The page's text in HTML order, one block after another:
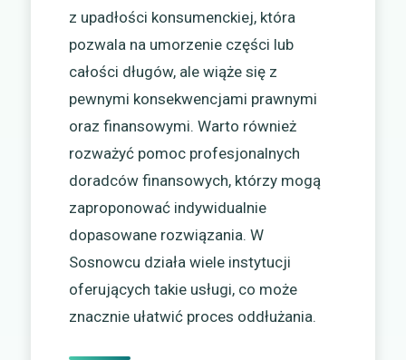
z upadłości konsumenckiej, która
pozwala na umorzenie części lub
całości długów, ale wiąże się z
pewnymi konsekwencjami prawnymi
oraz finansowymi. Warto również
rozważyć pomoc profesjonalnych
doradców finansowych, którzy mogą
zaproponować indywidualnie
dopasowane rozwiązania. W
Sosnowcu działa wiele instytucji
oferujących takie usługi, co może
znacznie ułatwić proces oddłużania.